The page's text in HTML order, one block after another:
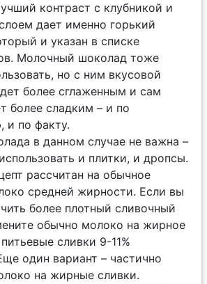
контраст с клубникой и
дает именно горький
и указан в списке
Молочный шоколад тоже
но с ним вкусовой
более сглаженным и сам
более сладким – и по
и по факту.
в данном случае не важна –
и плитки, и дропсы.
рассчитан на обычное
средней жирности. Если вы
более плотный сливочный
обычно молоко на жирное
сливки 9-11%
один вариант – частично
на жирные сливки.